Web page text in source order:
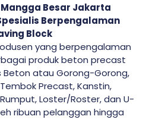
Besar Jakarta
Berpengalaman
Block
yang berpengalaman
produk beton precast
Beton atau Gorong-Gorong,
Precast, Kanstin,
Loster/Roster, dan U-
ribuan pelanggan hingga